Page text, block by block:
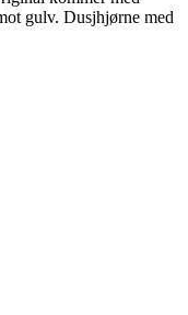
gulv. Dusjhjørne med